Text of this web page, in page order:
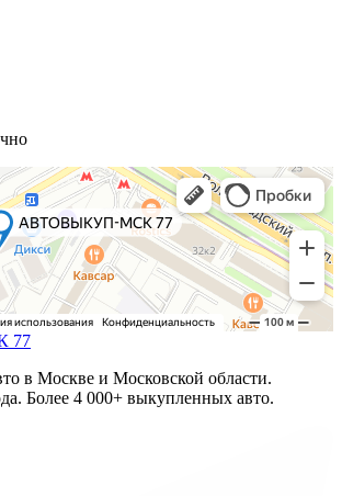
в Москве и Московской области.
Более 4 000+ выкупленных авто.